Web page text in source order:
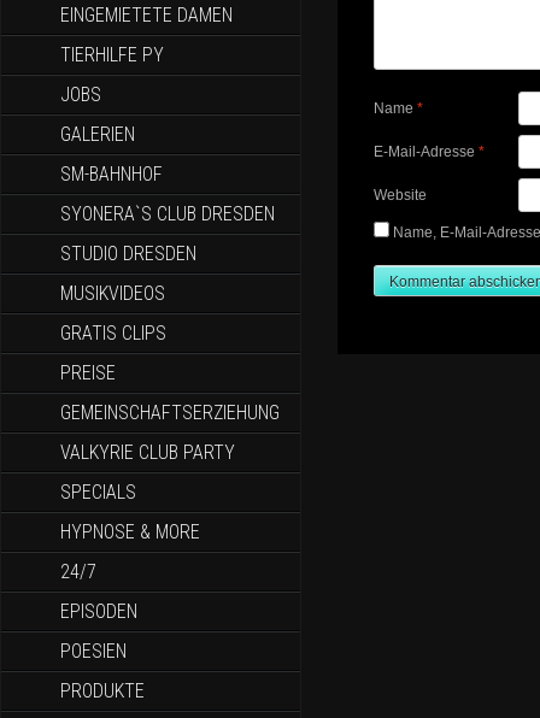
EINGEMIETETE DAMEN
TIERHILFE PY
JOBS
GALERIEN
SM-BAHNHOF
SYONERA`S CLUB DRESDEN
STUDIO DRESDEN
MUSIKVIDEOS
GRATIS CLIPS
PREISE
GEMEINSCHAFTSERZIEHUNG
VALKYRIE CLUB PARTY
SPECIALS
HYPNOSE & MORE
24/7
EPISODEN
POESIEN
PRODUKTE
Name *
E-Mail-Adresse *
Website
Name, E-Mail-